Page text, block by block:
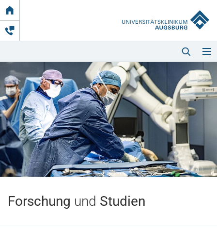
Link
zur
Startseite
Startseite
Kliniken & Einrichtungen
Forschung und Studien